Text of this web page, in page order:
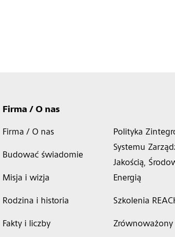
Firma / O nas
Firma / O nas
Budować świadomie
Misja i wizja
Rodzina i historia
Fakty i liczby
Polityka
Systemu
Jakością,
Energią
Szkolenia